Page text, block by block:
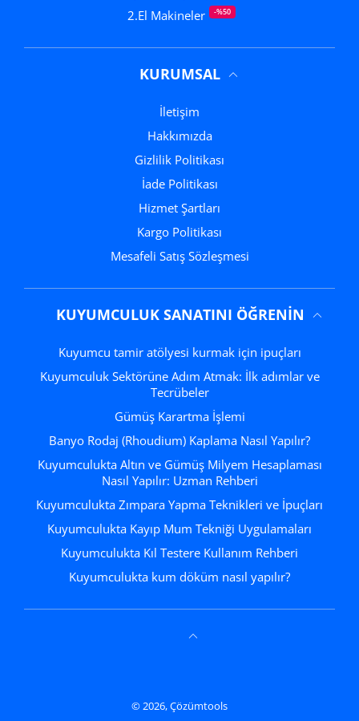
2.El Makineler
-%50
KURUMSAL
İletişim
Hakkımızda
Gizlilik Politikası
İade Politikası
Hizmet Şartları
Kargo Politikası
Mesafeli Satış Sözleşmesi
KUYUMCULUK SANATINI ÖĞRENIN
Kuyumcu tamir atölyesi kurmak için ipuçları
Kuyumculuk Sektörüne Adım Atmak: İlk adımlar ve
Tecrübeler
Gümüş Karartma İşlemi
Banyo Rodaj (Rhoudium) Kaplama Nasıl Yapılır?
Kuyumculukta Altın ve Gümüş Milyem Hesaplaması
Nasıl Yapılır: Uzman Rehberi
Kuyumculukta Zımpara Yapma Teknikleri ve İpuçları
Kuyumculukta Kayıp Mum Tekniği Uygulamaları
Kuyumculukta Kıl Testere Kullanım Rehberi
Kuyumculukta kum döküm nasıl yapılır?
© 2026,Çözümtools